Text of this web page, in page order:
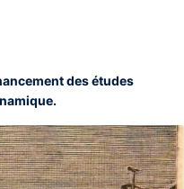
des études